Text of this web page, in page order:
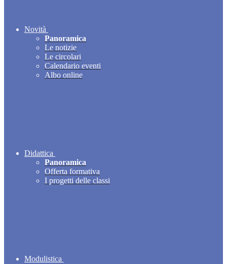
Novità
Panoramica
Le notizie
Le circolari
Calendario eventi
Albo online
Didattica
Panoramica
Offerta formativa
I progetti delle classi
Modulistica